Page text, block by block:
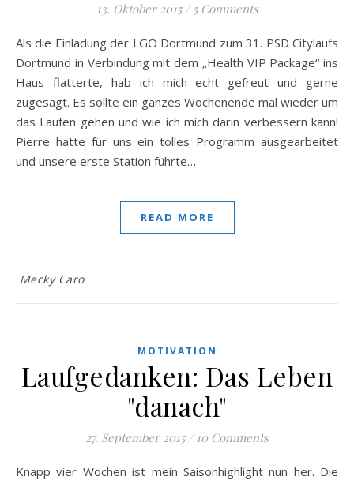
13. Oktober 2015 / 5 Comments
Als die Einladung der LGO Dortmund zum 31. PSD Citylaufs
Dortmund in Verbindung mit dem „Health VIP Package“ ins
Haus flatterte, hab ich mich echt gefreut und gerne
zugesagt. Es sollte ein ganzes Wochenende mal wieder um
das Laufen gehen und wie ich mich darin verbessern kann!
Pierre hatte für uns ein tolles Programm ausgearbeitet
und unsere erste Station führte…
READ MORE
Mecky Caro
MOTIVATION
Laufgedanken: Das Leben
"danach"
27. September 2015 / 10 Comments
Knapp vier Wochen ist mein Saisonhighlight nun her. Die